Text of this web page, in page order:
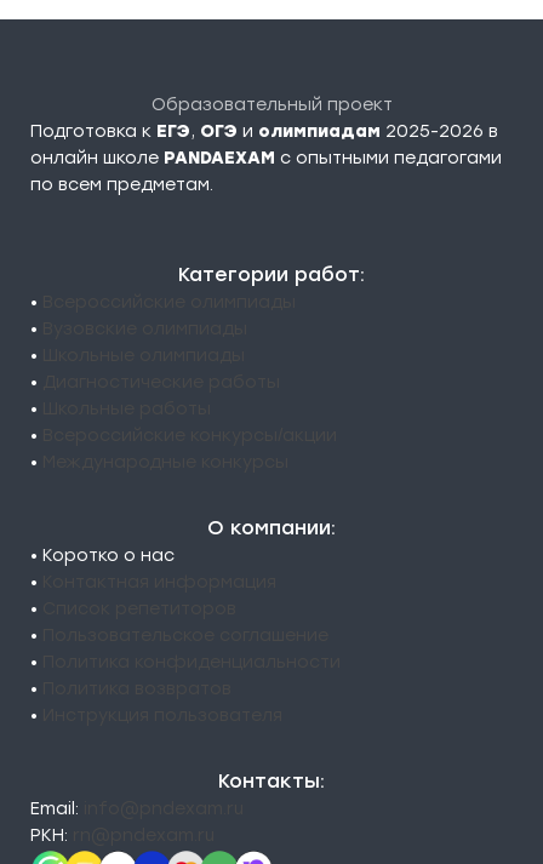
Образовательный проект
Подготовка к ЕГЭ, ОГЭ и олимпиадам 2025-2026 в
онлайн школе PANDAEXAM c опытными педагогами
по всем предметам.
Категории работ:
•
•
•
•
•
•
•
О компании:
• Коротко о нас
•
•
•
•
•
•
Контакты:
Email:
РКН: